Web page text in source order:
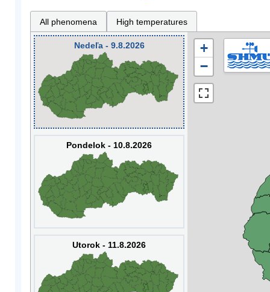
All phenomena High temperatures
Nedeľa - 9.8.2026
Pondelok - 10.8.2026
Utorok - 11.8.2026
+
−